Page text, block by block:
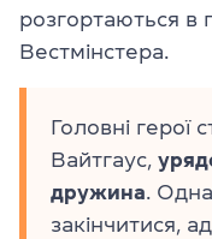
розгортаються в
Вестмінстера.
Головні герої
Вайтгаус,
дружина.
закінчитися,